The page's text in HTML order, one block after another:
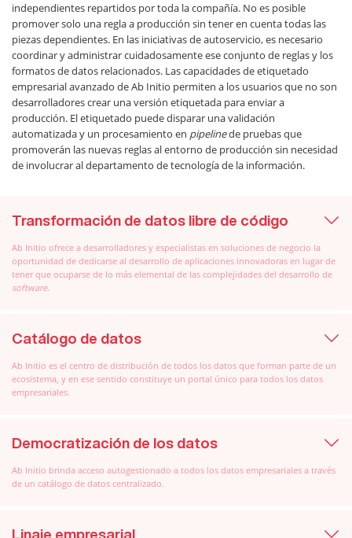
independientes repartidos por toda la compañía. No es posible
promover solo una regla a producción sin tener en cuenta todas las
piezas dependientes. En las iniciativas de autoservicio, es necesario
coordinar y administrar cuidadosamente ese conjunto de reglas y los
formatos de datos relacionados. Las capacidades de etiquetado
empresarial avanzado de Ab Initio permiten a los usuarios que no son
desarrolladores crear una versión etiquetada para enviar a
producción. El etiquetado puede disparar una validación
automatizada y un procesamiento en pipelinede pruebas que
promoverán las nuevas reglas al entorno de producción sin necesidad
de involucrar al departamento de tecnología de la información.
Transformación de datos libre de código
Ab Initio ofrece a desarrolladores y especialistas en soluciones de negocio la
oportunidad de dedicarse al desarrollo de aplicaciones innovadoras en lugar de
tener que ocuparse de lo más elemental de las complejidades del desarrollo de
software.
Catálogo de datos
Ab Initio es el centro de distribución de todos los datos que forman parte de un
ecosistema, y en ese sentido constituye un portal único para todos los datos
empresariales.
Democratización de los datos
Ab Initio brinda acceso autogestionado a todos los datos empresariales a través
de un catálogo de datos centralizado.
Linaje empresarial